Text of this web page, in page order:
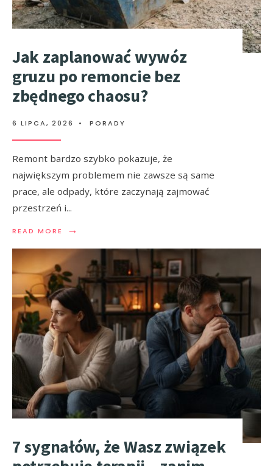
Jak zaplanować wywóz
gruzu po remoncie bez
zbędnego chaosu?
6 LIPCA, 2026 • PORADY
Remont bardzo szybko pokazuje, że
największym problemem nie zawsze są same
prace, ale odpady, które zaczynają zajmować
przestrzeń i...
READ MORE →
7 sygnałów, że Wasz związek